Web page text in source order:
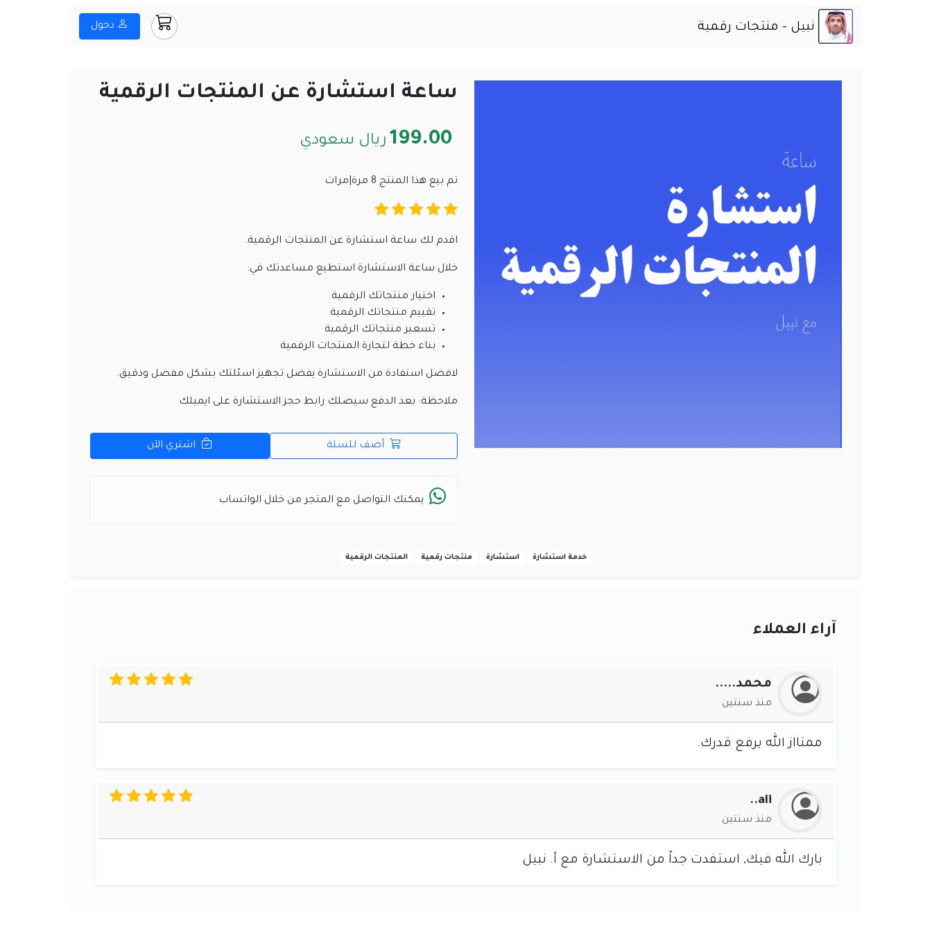
نبيل - منتجات رقمية دخول
ساعة استشارة عن المنتجات الرقمية
199.00 ريال سعودي
تم بيع هذا المنتج 8 مرة|مرات
اقدم لك ساعة استشارة عن المنتجات الرقمية.
خلال ساعة الاستشارة استطيع مساعدتك في:
اختيار منتجاتك الرقمية
تقييم منتجاتك الرقمية
تسعير منتجاتك الرقمية
بناء خطة لتجارة المنتجات الرقمية
لافضل استفادة من الاستشارة يفضل تجهيز اسئلتك بشكل مفصل ودقيق.
ملاحظة: بعد الدفع سيصلك رابط حجز الاستشارة على ايميلك
أضف للسلة اشتري الآن
يمكنك التواصل مع المتجر من خلال الواتساب
خدمة استشارة استشارة منتجات رقمية المنتجات الرقمية
آراء العملاء
محمد.....
منذ سنتين
ممتااز الله يرفع قدرك.
ali..
منذ سنتين
بارك الله فيك, استفدت جداً من الاستشارة مع أ. نبيل